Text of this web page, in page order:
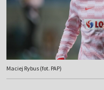
Maciej Rybus (fot. PAP)